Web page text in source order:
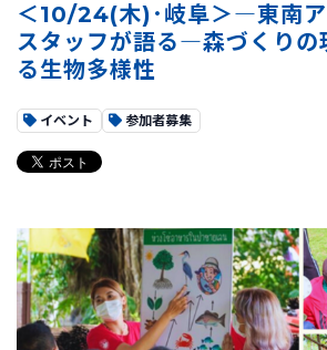
＜10/24(木)･岐阜＞―東南ア
スタッフが語る―森づくりの
る生物多様性
イベント 参加者募集